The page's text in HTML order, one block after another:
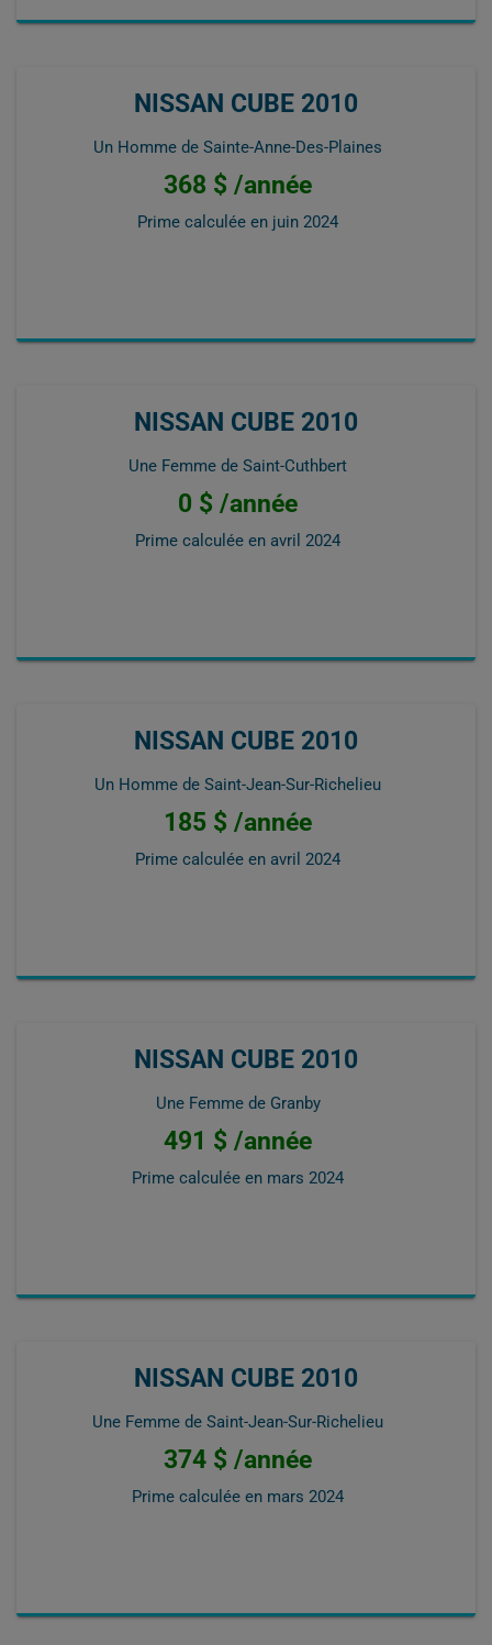
NISSAN CUBE 2010
Un Homme de Sainte-Anne-Des-Plaines
368 $ /année
Prime calculée en juin 2024
NISSAN CUBE 2010
Une Femme de Saint-Cuthbert
0 $ /année
Prime calculée en avril 2024
NISSAN CUBE 2010
Un Homme de Saint-Jean-Sur-Richelieu
185 $ /année
Prime calculée en avril 2024
NISSAN CUBE 2010
Une Femme de Granby
491 $ /année
Prime calculée en mars 2024
NISSAN CUBE 2010
Une Femme de Saint-Jean-Sur-Richelieu
374 $ /année
Prime calculée en mars 2024